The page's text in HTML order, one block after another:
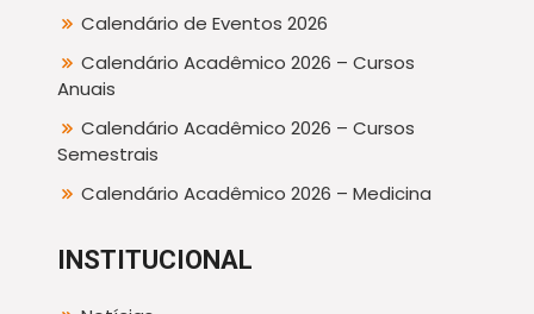
Calendário de Eventos 2026
Calendário Acadêmico 2026 – Cursos
Anuais
Calendário Acadêmico 2026 – Cursos
Semestrais
Calendário Acadêmico 2026 – Medicina
INSTITUCIONAL